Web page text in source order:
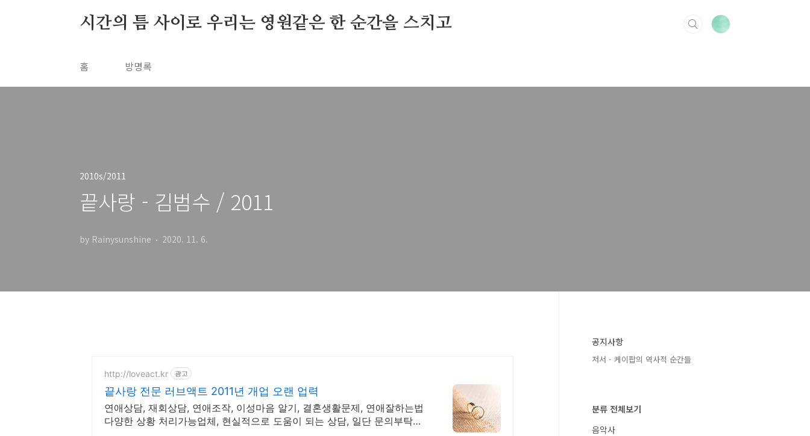
시간의 틈 사이로 우리는 영원같은 한 순간을 스치고
홈 방명록
2010s/2011
끝사랑 - 김범수 / 2011
by Rainysunshine 2020. 11. 6.
http://loveact.kr 광고
끝사랑 전문 러브액트 2011년 개업 오랜 업력
연애상담, 재회상담, 연애조작, 이성마음 알기, 결혼생활문제, 연애잘하는법
다양한 상황 처리가능업체, 현실적으로 도움이 되는 상담, 일단 문의부탁드
공지사항
저서 - 케이팝의 역사적 순간들
분류 전체보기
음악사